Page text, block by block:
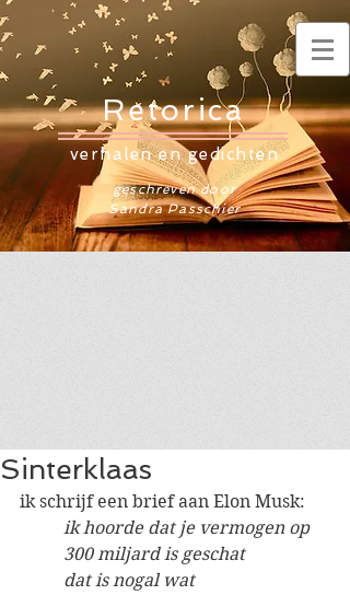
Retorica
verhalen en gedichten
geschreven door
Sandra Passchier
Sinterklaas
ik schrijf een brief aan Elon Musk:
ik hoorde dat je vermogen op
300 miljard is geschat
dat is nogal wat